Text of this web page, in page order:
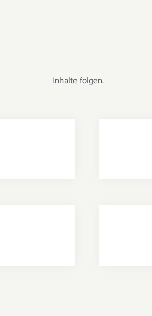
Inhalte folgen.